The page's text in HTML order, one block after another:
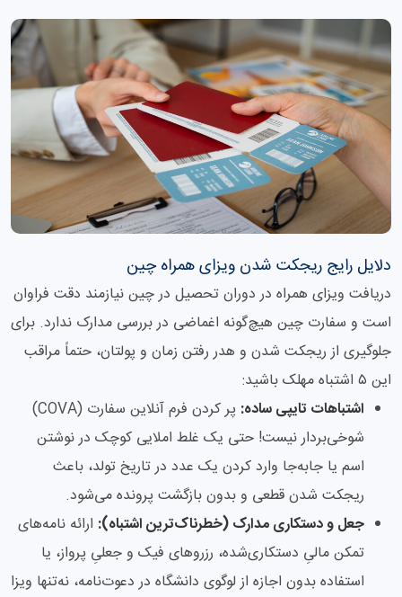
دلایل رایج ریجکت شدن ویزای همراه چین
دریافت ویزای همراه در دوران تحصیل در چین نیازمند دقت فراوان
است و سفارت چین هیچ‌گونه اغماضی در بررسی مدارک ندارد. برای
جلوگیری از ریجکت شدن و هدر رفتن زمان و پولتان، حتماً مراقب
این ۵ اشتباه مهلک باشید:
اشتباهات تایپی ساده:
پر کردن فرم آنلاین سفارت (COVA)
شوخی‌بردار نیست! حتی یک غلط املایی کوچک در نوشتن
اسم یا جابه‌جا وارد کردن یک عدد در تاریخ تولد، باعث
ریجکت شدن قطعی و بدون بازگشت پرونده می‌شود.
جعل و دستکاری مدارک (خطرناک‌ترین اشتباه): ارائه نامه‌های
تمکن مالیِ دستکاری‌شده، رزروهای فیک و جعلیِ پرواز، یا
استفاده بدون اجازه از لوگوی دانشگاه در دعوت‌نامه، نه‌تنها ویزا